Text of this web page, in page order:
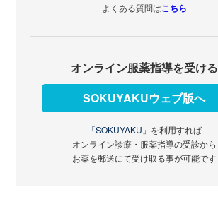
よくある質問はこちら
オンライン服薬指導を受ける
SOKUYAKUウェブ版へ
「SOKUYAKU」 を利用すれば
オンライン診療・服薬指導の受診から
お薬を郵送にて受け取る事が可能です